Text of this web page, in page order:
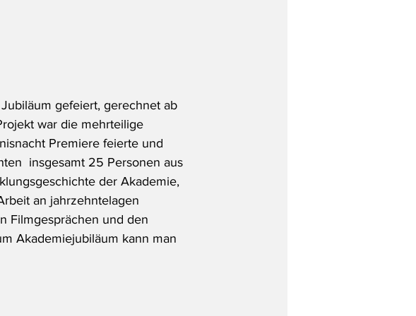
gefeiert, gerechnet ab
war die mehrteilige
Premiere feierte und
insgesamt 25 Personen aus
der Akademie,
an jahrzehntelagen
Filmgesprächen und den
Akademiejubiläum kann man